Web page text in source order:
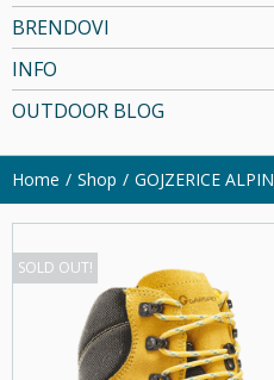
BRENDOVI
INFO
OUTDOOR BLOG
Home Shop GOJZERICE
SOLD OUT!